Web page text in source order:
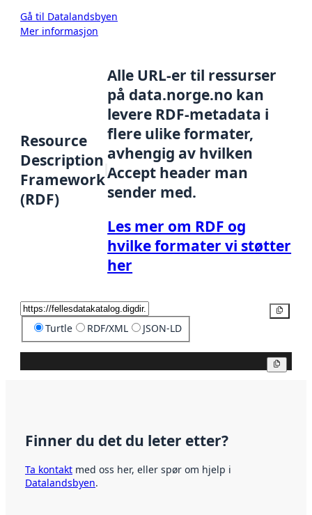
Gå til Datalandsbyen
Mer informasjon
Resource
Description
Framework
(RDF)
Alle URL-er til ressurser
på data.norge.no kan
levere RDF-metadata i
flere ulike formater,
avhengig av hvilken
Accept header man
sender med.
Les mer om RDF og
hvilke formater vi støtter
her
Turtle RDF/XML JSON-LD
Finner du det du leter etter?
Ta kontakt med oss her, eller spør om hjelp i
Datalandsbyen.